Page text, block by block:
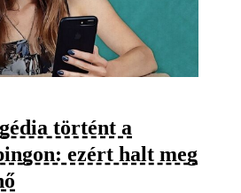
történt a
ezért halt meg